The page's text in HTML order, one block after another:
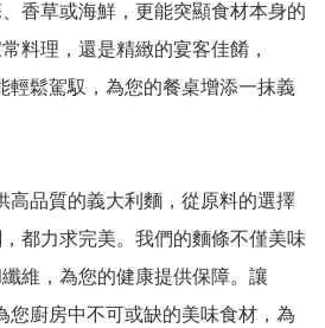
香草或海鮮，更能突顯食材本身的
料理，還是精緻的宴客佳餚，
輕鬆駕馭，為您的餐桌增添一抹義
高品質的義大利麵，從原料的選擇
都力求完美。我們的麵條不僅美味
維，為您的健康提供保障。讓
您廚房中不可或缺的美味食材，為